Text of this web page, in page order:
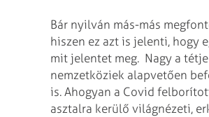
Bár nyilván más-más
hiszen ez azt is jelenti, hogy
mit jelentet meg. Nagy a
nemzetköziek alapvetően
is. Ahogyan a Covid
asztalra kerülő világnézeti,